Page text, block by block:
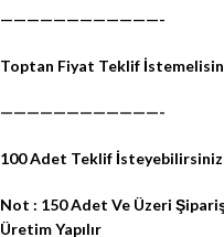
————————————-
Toptan Fiyat Teklif
————————————-
100 Adet Teklif İsteyebilirsiniz
Not : 150 Adet Ve Üzeri
Üretim Yapılır